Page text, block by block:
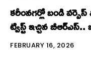
కరీంనగర్లో బండి
ట్విస్ట్ ఇచ్చిన
FEBRUARY 16, 2026